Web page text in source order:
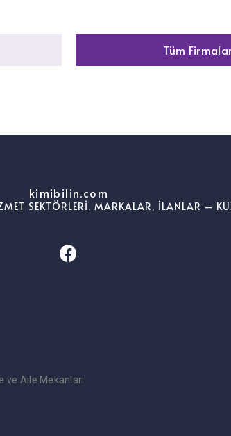
Tüm
kimibilin.com
SEKTÖRLERİ, MARKALAR, İLANLAR –
ve Aile Mekanları